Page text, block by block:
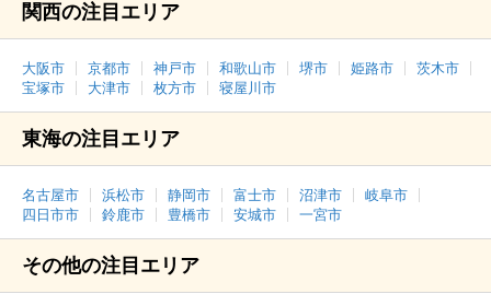
関西の注目エリア
大阪市 京都市 神戸市 和歌山市 堺市 姫路市
茨木市
宝塚市
大津市 枚方市 寝屋川市
東海の注目エリア
名古屋市 浜松市 静岡市 富士市 沼津市
岐阜市
四日市市
鈴鹿市 豊橋市 安城市 一宮市
その他の注目エリア